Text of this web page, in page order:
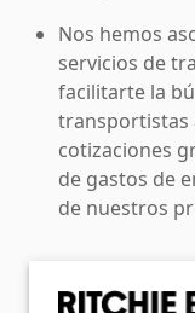
Nos hemos
servicios de
facilitarte la
transportistas
cotizaciones
de gastos de
de nuestros